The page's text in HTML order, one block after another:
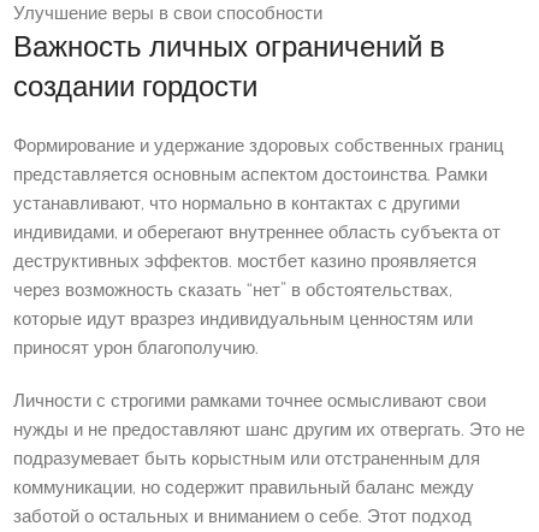
Улучшение веры в свои способности
Важность личных ограничений в
создании гордости
Формирование и удержание здоровых собственных границ
представляется основным аспектом достоинства. Рамки
устанавливают, что нормально в контактах с другими
индивидами, и оберегают внутреннее область субъекта от
деструктивных эффектов. мостбет казино проявляется
через возможность сказать “нет” в обстоятельствах,
которые идут вразрез индивидуальным ценностям или
приносят урон благополучию.
Личности с строгими рамками точнее осмысливают свои
нужды и не предоставляют шанс другим их отвергать. Это не
подразумевает быть корыстным или отстраненным для
коммуникации, но содержит правильный баланс между
заботой о остальных и вниманием о себе. Этот подход